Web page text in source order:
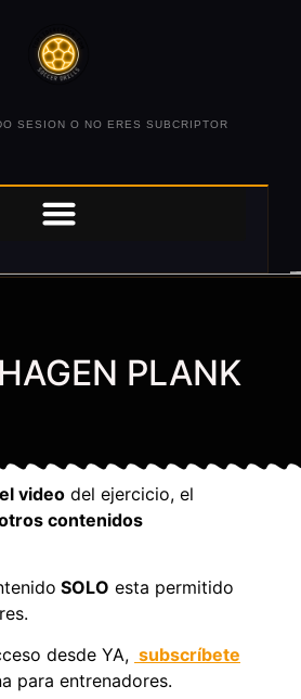
SESION O NO ERES SUBCRIPTOR
PLANK
video del ejercicio, el
contenidos
SOLO esta permitido
desde YA, subscríbete
para entrenadores.